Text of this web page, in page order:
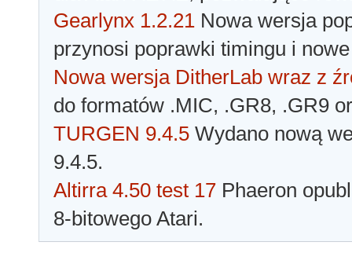
Gearlynx 1.2.21 Nowa wersja
przynosi poprawki timingu i
Nowa wersja DitherLab wraz z
do formatów .MIC, .GR8, .GR9
TURGEN 9.4.5 Wydano nową
9.4.5.
Altirra 4.50 test 17 Phaeron
8-bitowego Atari.